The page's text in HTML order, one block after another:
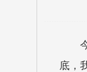
底，